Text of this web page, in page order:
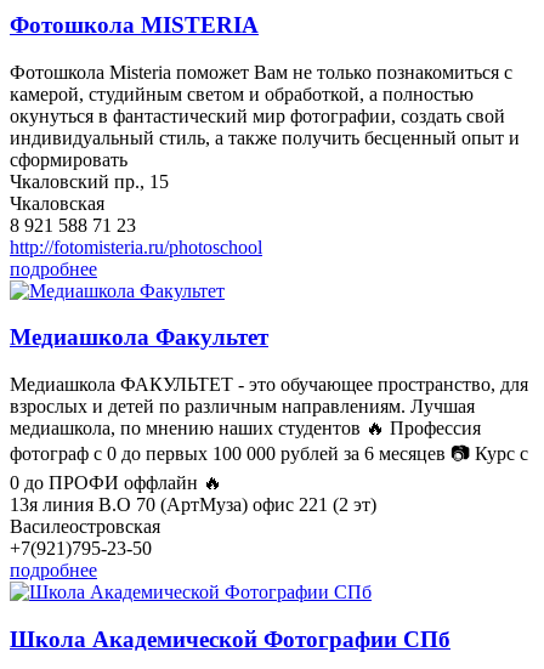
Фотошкола MISTERIA
Фотошкола Misteria поможет Вам не только познакомиться с
камерой, студийным светом и обработкой, а полностью
окунуться в фантастический мир фотографии, создать свой
индивидуальный стиль, а также получить бесценный опыт и
сформировать
Чкаловский пр., 15
Чкаловская
8 921 588 71 23
http://fotomisteria.ru/photoschool
подробнее
Медиашкола Факультет
Медиашкола ФАКУЛЬТЕТ - это обучающее пространство, для
взрослых и детей по различным направлениям. Лучшая
медиашкола, по мнению наших студентов 🔥 Профессия
фотограф с 0 до первых 100 000 рублей за 6 месяцев 📷 Курс с
0 до ПРОФИ оффлайн 🔥
13я линия В.О 70 (АртМуза) офис 221 (2 эт)
Василеостровская
+7(921)795-23-50
подробнее
Школа Академической Фотографии СПб